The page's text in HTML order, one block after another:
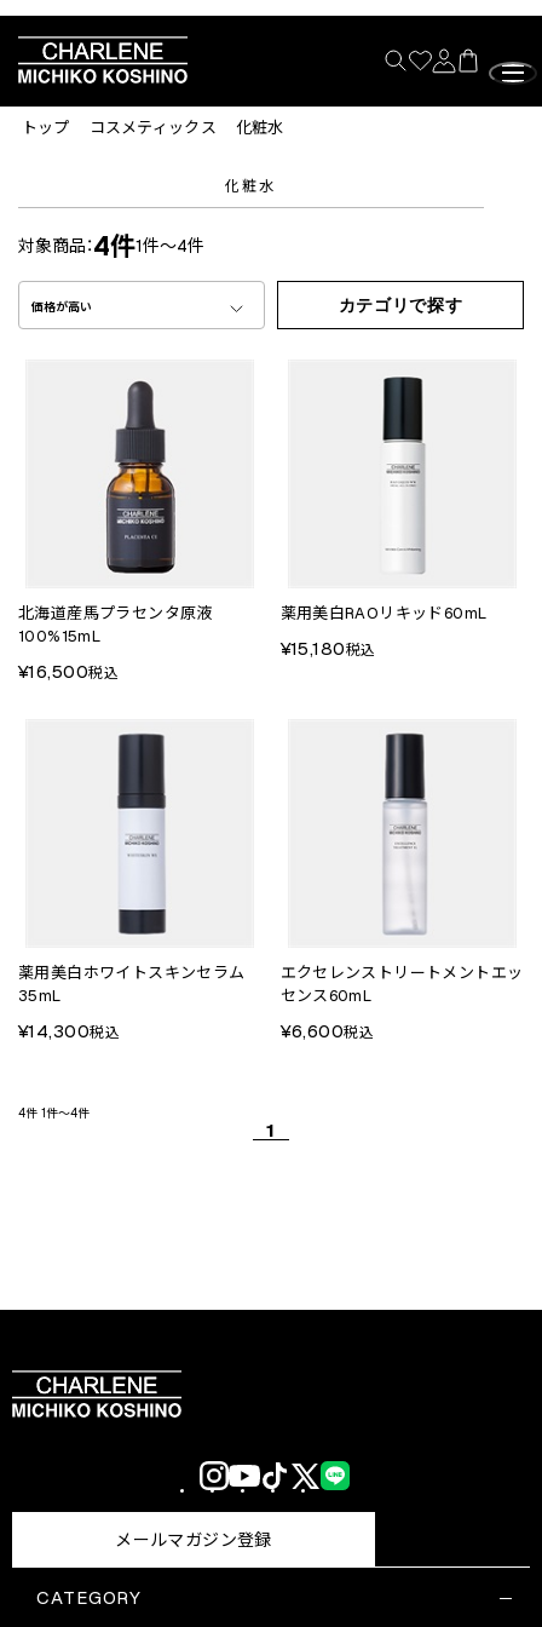
トップ コスメティックス 化粧水
化粧水
対象商品：4件1件～4件
価格が高い カテゴリで探す
北海道産馬プラセンタ原液
100%15mL
¥16,500税込
薬用美白RAOリキッド60mL
¥15,180税込
薬用美白ホワイトスキンセラム
35mL
¥14,300税込
エクセレンストリートメントエッ
センス60mL
¥6,600税込
4件 1件～4件
1
CATEGORY
メールマガジン登録